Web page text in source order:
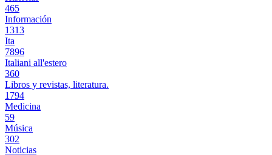
465
Información
1313
Ita
7896
Italiani all'estero
360
Libros y revistas, literatura.
1794
Medicina
59
Música
302
Noticias